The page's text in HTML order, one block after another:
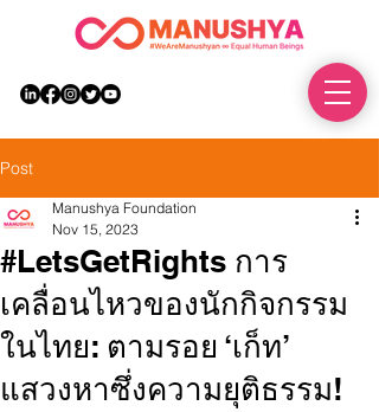
Post
#LetsGetRights การ
เคลื่อนไหวของนักกิจกรรม
ในไทย: ตามรอย ‘เก็ท’
แสวงหาซึ่งความยุติธรรม!
Manushya Foundation
Nov 15, 2023